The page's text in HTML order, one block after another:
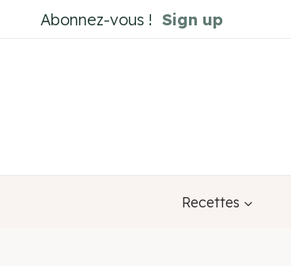
au
Abonnez-vous ! Sign up
Recettes